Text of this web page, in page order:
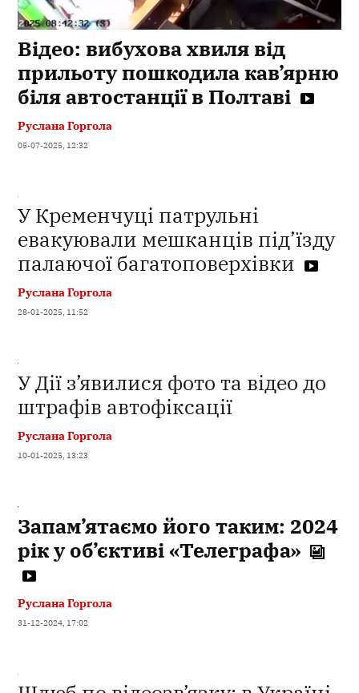
Відео: вибухова хвиля від
прильоту пошкодила кав’ярню
біля автостанції в Полтаві
Руслана Горгола
05-07-2025, 12:32
У Кременчуці патрульні
евакуювали мешканців під’їзду
палаючої багатоповерхівки
Руслана Горгола
28-01-2025, 11:52
У Дії з’явилися фото та відео до
штрафів автофіксації
Руслана Горгола
10-01-2025, 13:23
Запам’ятаємо його таким: 2024
рік у об’єктиві «Телеграфа»
Руслана Горгола
31-12-2024, 17:02